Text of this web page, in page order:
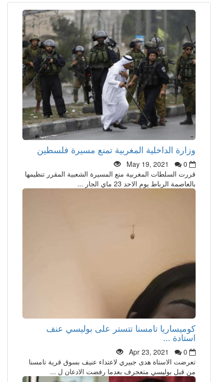
وزارة الداخلية المغربية تمنع مسيرة فلسطين
May 19, 2021
0
قررت السلطات المغربية منع المسيرة الشعبية المقرر تنظيمها
بالعاصمة الرباط يوم الاحد 23 ماي الجار ...
كوميساريا تامسنا تتستر على بوليسي عنف
استادة ...
Apr 23, 2021
0
تعرضت الاستاة هدى جبيري لاعتداء عنيف بسوق قرية تامسنا
من قبل بوليسي متعجرف بعدما رفضت الادعان ل ...